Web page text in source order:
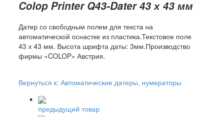
Colop Printer Q43-Dater 43 х 43 мм
Датер со свободным полем для текста на
автоматической оснастке из пластика.Текстовое поле
43 х 43 мм. Высота шрифта даты: 3мм.Производство
фирмы «COLOP» Австрия.
Вернуться к: Автоматические датеры, нумераторы
предыдущий товар